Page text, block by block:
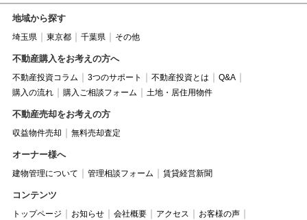
地域から探す
埼玉県 東京都 千葉県 その他
不動産購入をお考えの方へ
不動産投資コラム 3つのサポート 不動産投資とは
Q&A
購入の流れ
購入ご相談フォーム 土地・居住用物件
不動産売却をお考えの方
収益物件売却 無料売却査定
オーナー様へ
建物管理について 管理相談フォーム 賃貸経営新聞
コンテンツ
トップページ お知らせ 会社概要 アクセス
お客様の声